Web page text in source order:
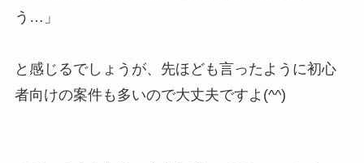
う…」
と感じるでしょうが、先ほども言ったように初心
者向けの案件も多いので大丈夫ですよ(^^)